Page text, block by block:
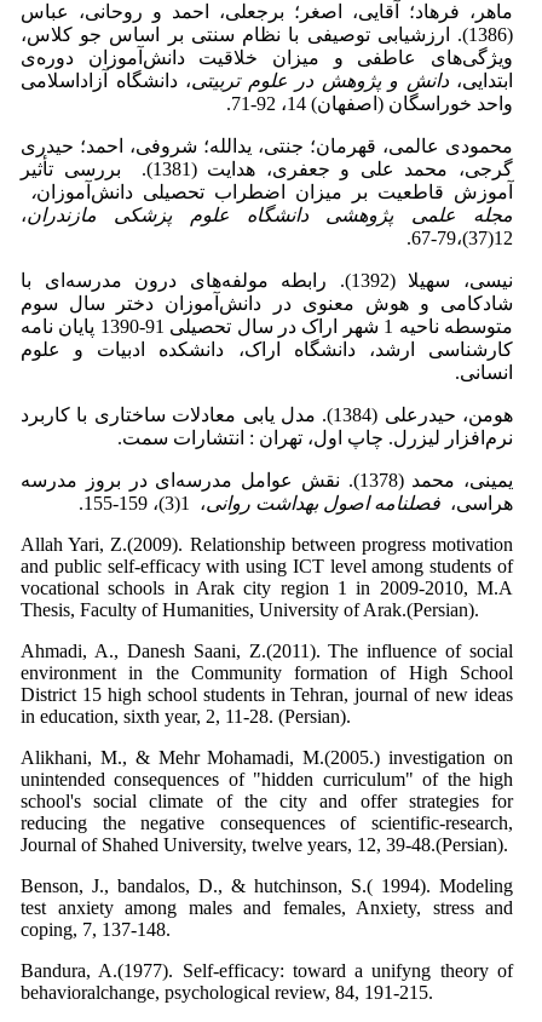
ماهر، فرهاد؛ آقایی، اصغر؛ برجعلی، احمد و روحانی، عباس
(1386). ارزشیابی توصیفی با نظام سنتی بر اساس جو کلاس،
ویژگی‌های عاطفی و میزان خلاقیت دانش‌آموزان دوره‌ی
ابتدایی،دانش و پژوهش در علوم تربیتی، دانشگاه آزاداسلامی
واحد خوراسگان (اصفهان) 14، 92-71.
محمودی عالمی، قهرمان؛ جنتی، یدالله؛ شروفی، احمد؛ حیدری
گرجی، محمد علی و جعفری، هدایت (1381). بررسی تأثیر
آموزش قاطعیت بر میزان اضطراب تحصیلی دانش‌آموزان،
مجله علمی پژوهشی دانشگاه علوم پزشکی مازندران،
12(37)،79-67.
نیسی، سهیلا (1392). رابطه مولفه‌های درون مدرسه‌ای با
شادکامی و هوش معنوی در دانش‌آموزان دختر سال سوم
متوسطه ناحیه 1 شهر اراک در سال تحصیلی 91-1390 پایان نامه
کارشناسی ارشد، دانشگاه اراک، دانشکده ادبیات و علوم
انسانی.
هومن، حیدرعلی (1384). مدل یابی معادلات ساختاری با کاربرد
نرم‌افزار لیزرل. چاپ اول، تهران : انتشارات سمت.
یمینی، محمد (1378). نقش عوامل مدرسه‌ای در بروز مدرسه
هراسی، فصلنامه اصول بهداشت روانی، 1(3)، 159-155.
Allah Yari, Z.(2009). Relationship between progress motivation
and public self-efficacy with using ICT level among students of
vocational schools in Arak city region 1 in 2009-2010, M.A
Thesis, Faculty of Humanities, University of Arak.(Persian).
Ahmadi, A., Danesh Saani, Z.(2011). The influence of social
environment in the Community formation of High School
District 15 high school students in Tehran, journal of new ideas
in education, sixth year, 2, 11-28. (Persian).
Alikhani, M., & Mehr Mohamadi, M.(2005.) investigation on
unintended consequences of "hidden curriculum" of the high
school's social climate of the city and offer strategies for
reducing the negative consequences of scientific-research,
Journal of Shahed University, twelve years, 12, 39-48.(Persian).
Benson, J., bandalos, D., & hutchinson, S.( 1994). Modeling
test anxiety among males and females, Anxiety, stress and
coping, 7, 137-148.
Bandura, A.(1977). Self-efficacy: toward a unifyng theory of
behavioralchange, psychological review, 84, 191-215.